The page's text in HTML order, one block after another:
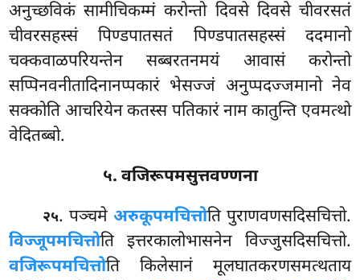
अनुच्छविकं सामीचिकम्मं करोन्तो दिवसे दिवसे चीवरसतं
चीवरसहस्सं पिण्डपातसतं पिण्डपातसहस्सं ददमानो
चक्कवाळपरियन्तेन सब्बरतनमयं आवासं करोन्तो
सप्पिनवनीतादिनानप्पकारं भेसज्जं अनुप्पदज्जमानो नेव
सक्कोति आचरियेन कतस्स पतिकारं नाम कातुन्ति एवमत्थो
वेदितब्बो.
५. वजिरूपमसुत्तवण्णना
२५. पञ्चमे अरुकूपमचित्तोति पुराणवणसदिसचित्तो.
विज्जूपमचित्तोति इत्तरकालोभासनेन विज्जुसदिसचित्तो.
वजिरूपमचित्तोति किलेसानं मूलघातकरणसमत्थताय